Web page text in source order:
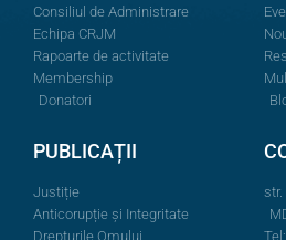
Consiliul de Administrare
Echipa CRJM
Rapoarte de activitate
Membership
Donatori
PUBLICAȚII
Justiție
Anticorupție și Integritate
Drepturile Omului
str.